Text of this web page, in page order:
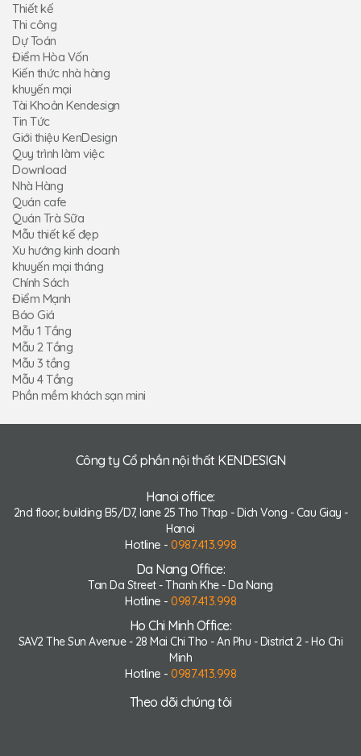
Thiết kế
Thi công
Dự Toán
Điểm Hòa Vốn
Kiến thức nhà hàng
khuyến mại
Tài Khoản Kendesign
Tin Tức
Giới thiệu KenDesign
Quy trình làm việc
Download
Nhà Hàng
Quán cafe
Quán Trà Sữa
Mẫu thiết kế đẹp
Xu hướng kinh doanh
khuyến mại tháng
Chính Sách
Điểm Mạnh
Báo Giá
Mẫu 1 Tầng
Mẫu 2 Tầng
Mẫu 3 tầng
Mẫu 4 Tầng
Phần mềm khách sạn mini
Công ty Cổ phần nội thất KENDESIGN
Hanoi office:
2nd floor, building B5/D7, lane 25 Tho Thap - Dich Vong - Cau Giay -
Hanoi
Hotline - 0987.413.998
Da Nang Office:
Tan Da Street - Thanh Khe - Da Nang
Hotline - 0987.413.998
Ho Chi Minh Office:
SAV2 The Sun Avenue - 28 Mai Chi Tho - An Phu - District 2 - Ho Chi
Minh
Hotline - 0987.413.998
Theo dõi chúng tôi